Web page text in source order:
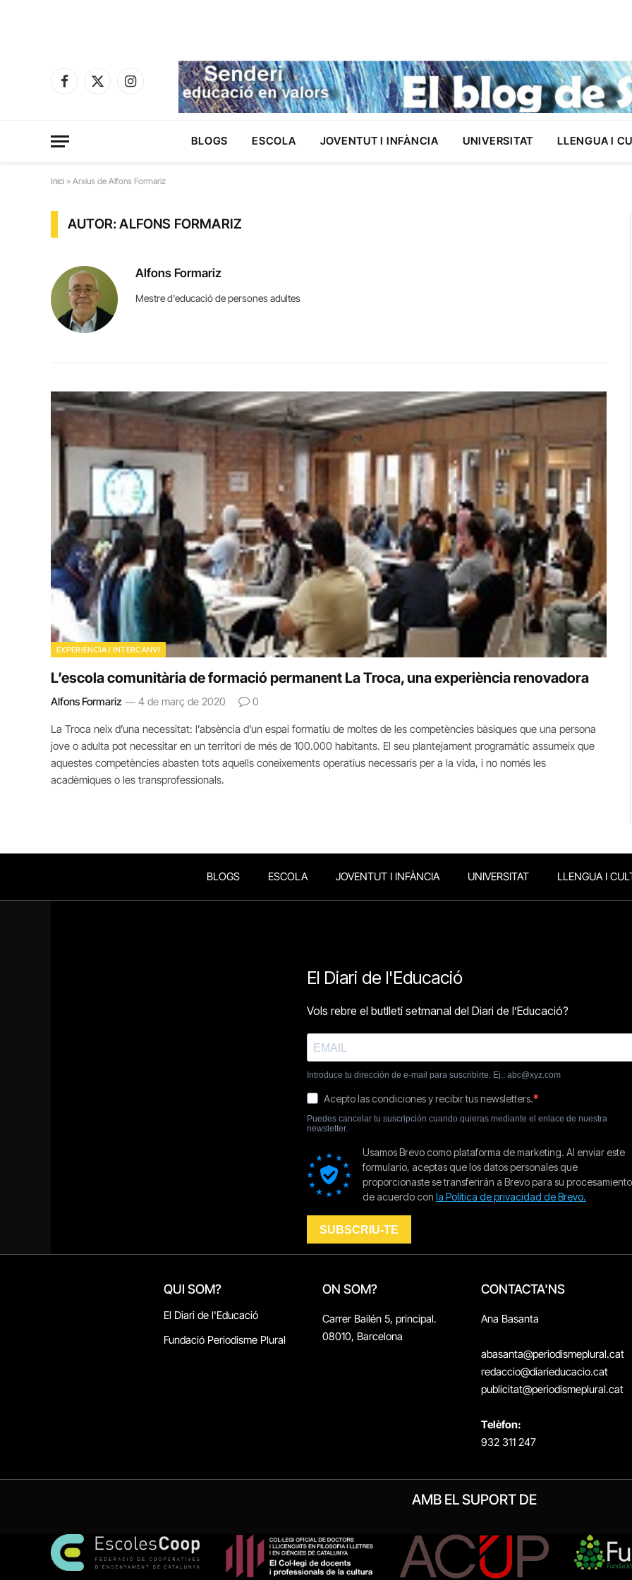
Facebook
X
Instagram
BLOGS ESCOLA JOVENTUT I INFÀNCIA UNIVERSITAT LLENGUA I
Inici » Arxius de Alfons Formariz
AUTOR: ALFONS FORMARIZ
Alfons Formariz
Mestre d'educació de persones adultes
EXPERIÈNCIA I INTERCANVI
L’escola comunitària de formació permanent La Troca, una experiència renovadora
Alfons Formariz 4 de març de 2020 0
La Troca neix d’una necessitat: l’absència d’un espai formatiu de moltes de les competències bàsiques que una persona
jove o adulta pot necessitar en un territori de més de 100.000 habitants. El seu plantejament programàtic assumeix que
aquestes competències abasten tots aquells coneixements operatius necessaris per a la vida, i no només les
acadèmiques o les transprofessionals.
BLOGS ESCOLA JOVENTUT I INFÀNCIA UNIVERSITAT LLENGUA I
QUI SOM?
El Diari de l'Educació
Fundació Periodisme Plural
ON SOM?
Carrer Bailén 5, principal.
08010, Barcelona
CONTACTA'NS
Ana Basanta
abasanta@periodismeplural.cat
redaccio@diarieducacio.cat
publicitat@periodismeplural.cat
Telèfon:
932 311 247
AMB EL SUPORT DE